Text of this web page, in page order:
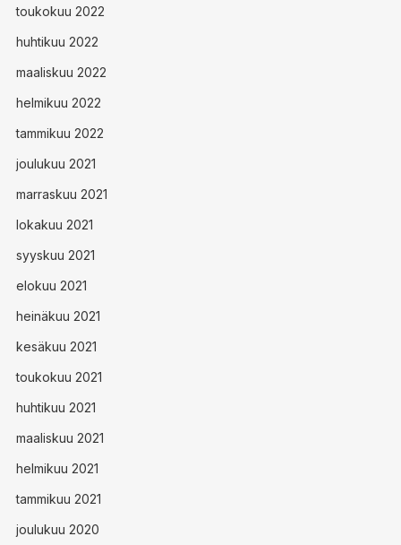
toukokuu 2022
huhtikuu 2022
maaliskuu 2022
helmikuu 2022
tammikuu 2022
joulukuu 2021
marraskuu 2021
lokakuu 2021
syyskuu 2021
elokuu 2021
heinäkuu 2021
kesäkuu 2021
toukokuu 2021
huhtikuu 2021
maaliskuu 2021
helmikuu 2021
tammikuu 2021
joulukuu 2020